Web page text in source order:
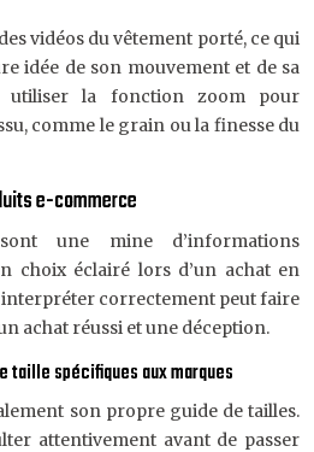
vidéos du vêtement porté, ce qui
idée de son mouvement et de sa
utiliser la fonction zoom pour
comme le grain ou la finesse du
e-commerce
une mine d’informations
choix éclairé lors d’un achat en
interpréter correctement peut faire
achat réussi et une déception.
taille spécifiques aux marques
son propre guide de tailles.
attentivement avant de passer